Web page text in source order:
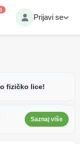
Prijavi se
fizičko lice!
Saznaj više